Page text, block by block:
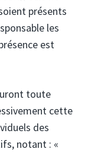
présents
les
est
toute
cette
des
notant : «